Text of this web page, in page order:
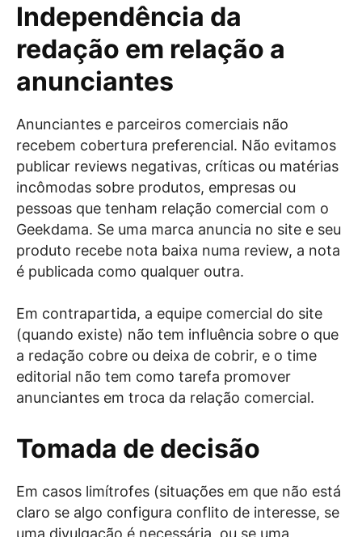
Independência da
redação em relação a
anunciantes
Anunciantes e parceiros comerciais não
recebem cobertura preferencial. Não evitamos
publicar reviews negativas, críticas ou matérias
incômodas sobre produtos, empresas ou
pessoas que tenham relação comercial com o
Geekdama. Se uma marca anuncia no site e seu
produto recebe nota baixa numa review, a nota
é publicada como qualquer outra.
Em contrapartida, a equipe comercial do site
(quando existe) não tem influência sobre o que
a redação cobre ou deixa de cobrir, e o time
editorial não tem como tarefa promover
anunciantes em troca da relação comercial.
Tomada de decisão
Em casos limítrofes (situações em que não está
claro se algo configura conflito de interesse, se
uma divulgação é necessária, ou se uma